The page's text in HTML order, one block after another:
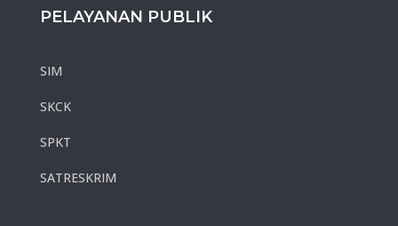
PELAYANAN PUBLIK
SIM
SKCK
SPKT
SATRESKRIM